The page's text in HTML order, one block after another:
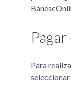
Para
seleccionar